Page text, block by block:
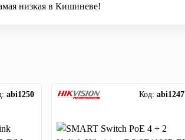
низкая в Кишиневе!
abi1250 Код: abi1247